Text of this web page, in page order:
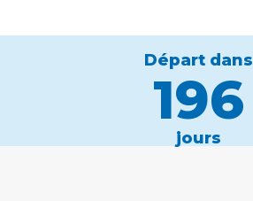
Départ dans
196
jours